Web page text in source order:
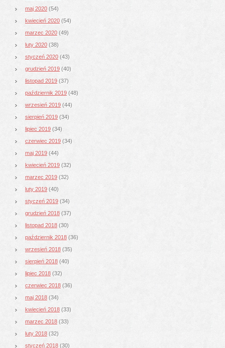
maj 2020 (54)
kwiecień 2020 (54)
marzec 2020 (49)
luty 2020 (38)
styczeń 2020 (43)
grudzień 2019 (40)
listopad 2019 (37)
październik 2019 (48)
wrzesień 2019 (44)
sierpień 2019 (34)
lipiec 2019 (34)
czerwiec 2019 (34)
maj 2019 (44)
kwiecień 2019 (32)
marzec 2019 (32)
luty 2019 (40)
styczeń 2019 (34)
grudzień 2018 (37)
listopad 2018 (30)
październik 2018 (36)
wrzesień 2018 (35)
sierpień 2018 (40)
lipiec 2018 (32)
czerwiec 2018 (36)
maj 2018 (34)
kwiecień 2018 (33)
marzec 2018 (33)
luty 2018 (32)
styczeń 2018 (30)